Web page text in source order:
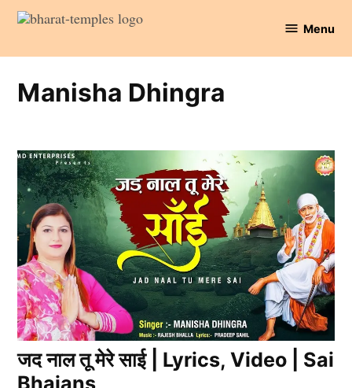
Skip
content
Temples
Menu
Manisha Dhingra
जद नाल तू मेरे साई | Lyrics, Video | Sai
Bhajans